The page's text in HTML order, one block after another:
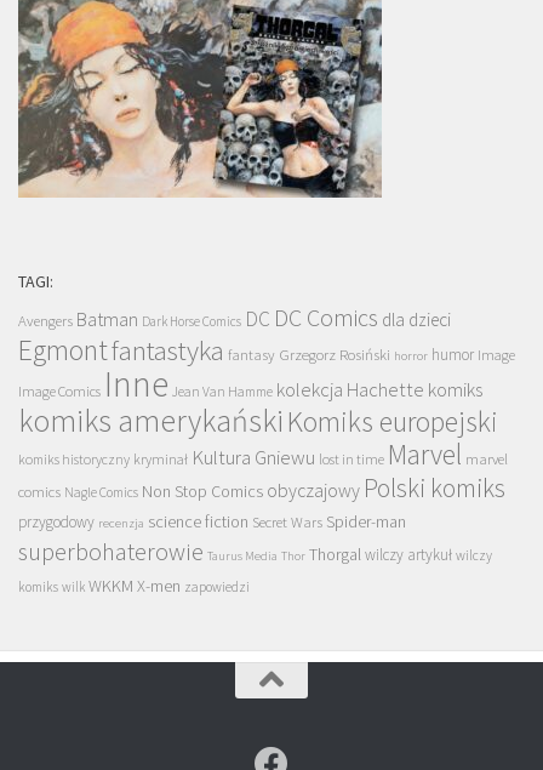
TAGI:
Avengers Batman Dark Horse Comics DC DC Comics dla dzieci
Egmontfantastyka fantasy Grzegorz Rosiński horror humor Image
Image Comics Inne Jean Van Hamme kolekcja Hachette komiks
komiks amerykański Komiks europejski
komiks historyczny kryminał Kultura Gniewu lost in time Marvel marvel
comics Nagle Comics Non Stop Comics obyczajowy Polski komiks
przygodowy recenzja science fiction Secret Wars Spider-man
superbohaterowie Taurus Media Thor Thorgalwilczy artykuł wilczy
komiks wilk WKKM X-men zapowiedzi